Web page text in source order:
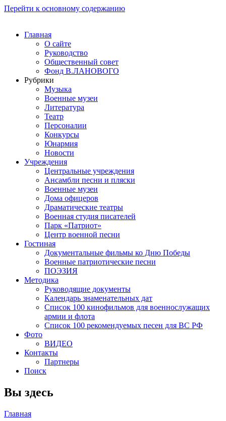
Перейти к основному содержанию
Главная
О сайте
Руководство
Общественный совет
Фонд В.ЛАНОВОГО
Рубрики
Музыка
Военные музеи
Литература
Театр
Персоналии
Конкурсы
Юнармия
Новости
Учреждения
Центральные учреждения
Ансамбли песни и пляски
Военные музеи
Дома офицеров
Драматические театры
Военная студия писателей
Парк «Патриот»
Центр военной песни
Гостиная
Документальные фильмы ко Дню Победы
Военные патриотические песни
ПОЭЗИЯ
Методика
Руководящие документы
Календарь знаменательных дат
Список 100 кинофильмов для военнослужащих
армии и флота
Список 100 рекомендуемых песен для ВС РФ
Фото
ВИДЕО
Контакты
Партнеры
Поиск
Вы здесь
Главная